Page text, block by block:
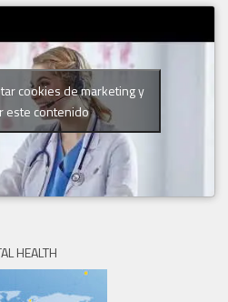
cookies de marketing y
este contenido
HEALTH